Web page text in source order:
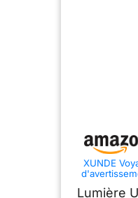
XUNDE
3 couleurs
Lumière